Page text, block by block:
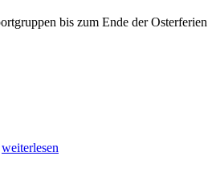
bis zum Ende der
weiterlesen